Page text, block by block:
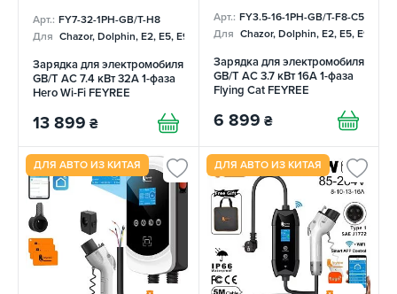
Арт.: FY7-32-1PH-GB/T-H8
Для Chazor, Dolphin, E2, E5, E9, Mercedes
Зарядка для электромобиля
GB/T AC 7.4 кВт 32А 1-фаза
Hero Wi-Fi FEYREE
13 899 ₴
Арт.: FY3.5-16-1PH-GB/T-F8-C5
Для Chazor, Dolphin, E2, E5, E9,
Зарядка для электромобиля
GB/T AC 3.7 кВт 16А 1-фаза
Flying Cat FEYREE
6 899 ₴
ДЛЯ АВТО ИЗ КИТАЯ ДЛЯ АВТО ИЗ КИТАЯ